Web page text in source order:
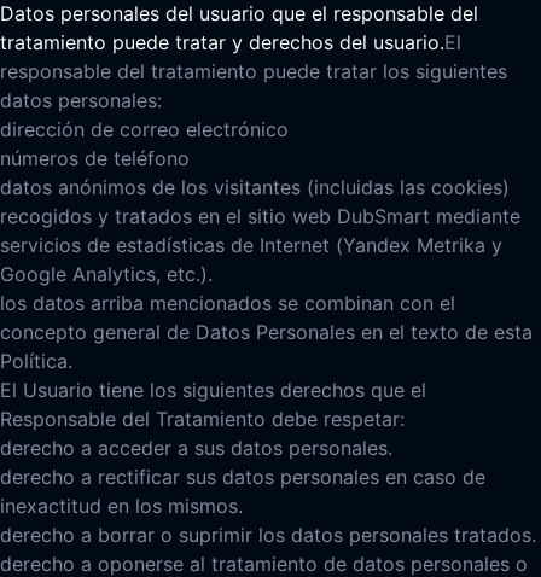
Datos personales del usuario que el responsable del
tratamiento puede tratar y derechos del usuario.El
responsable del tratamiento puede tratar los siguientes
datos personales:
dirección de correo electrónico
números de teléfono
datos anónimos de los visitantes (incluidas las cookies)
recogidos y tratados en el sitio web DubSmart mediante
servicios de estadísticas de Internet (Yandex Metrika y
Google Analytics, etc.).
los datos arriba mencionados se combinan con el
concepto general de Datos Personales en el texto de esta
Política.
El Usuario tiene los siguientes derechos que el
Responsable del Tratamiento debe respetar:
derecho a acceder a sus datos personales.
derecho a rectificar sus datos personales en caso de
inexactitud en los mismos.
derecho a borrar o suprimir los datos personales tratados.
derecho a oponerse al tratamiento de datos personales o